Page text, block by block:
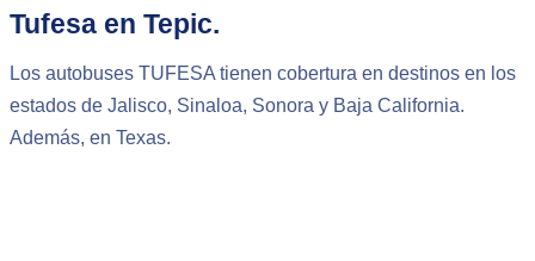
Tufesa en Tepic.
Los autobuses TUFESA tienen cobertura en destinos en los
estados de Jalisco, Sinaloa, Sonora y Baja California.
Además, en Texas.